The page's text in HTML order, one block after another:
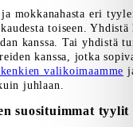
mokkanahasta eri
toiseen.
kanssa. Tai yhdistä
kanssa, jotka
valikoimaamme
juhlaan.
suosituimmat tyylit